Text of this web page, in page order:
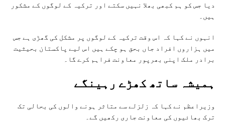
دیا جس کو ہم کبھی بھلا نہیں سکتے اور ترکیہ کے لوگوں کے مشکور
ہیں۔
انہوں نے کہا کہ اس وقت ترکیہ کے لوگوں پر مشکل کی گھڑی ہے جس
میں ہزاروں افراد جاں بحق ہو چکے ہیں اس لیے پاکستان بحیثیت
برادر ملک اپنی بھرپور معاونت فراہم کرے گا۔
ہميشہ ساتھ کھڑے رہينگے
وزیراعظم نے کہا کہ زلزلے سے متاثر ہونے والوں کی بحالی تک
ترک بھائیوں کی معاونت جاری رکھیں گے۔